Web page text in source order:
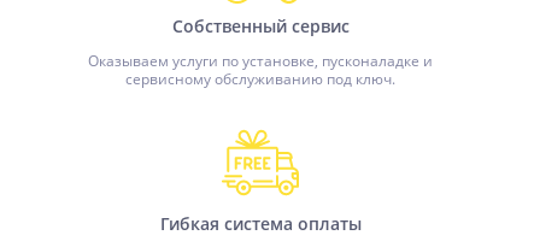
Собственный сервис
Оказываем услуги по установке, пусконаладке и
сервисному обслуживанию под ключ.
Гибкая система оплаты